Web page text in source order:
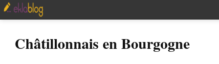
Châtillonnais en Bourgogne